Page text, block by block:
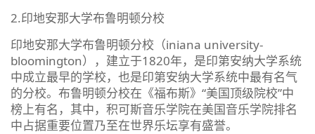
2.印地安那大学布鲁明顿分校
印地安那大学布鲁明顿分校（iniana university-
bloomington），建立于1820年，是印第安纳大学系统
中成立最早的学校，也是印第安纳大学系统中最有名气
的分校。布鲁明顿分校在《福布斯》“美国顶级院校”中
榜上有名，其中，积可斯音乐学院在美国音乐学院排名
中占据重要位置乃至在世界乐坛享有盛誉。